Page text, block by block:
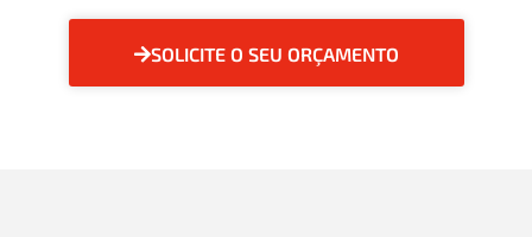
SOLICITE O SEU ORÇAMENTO